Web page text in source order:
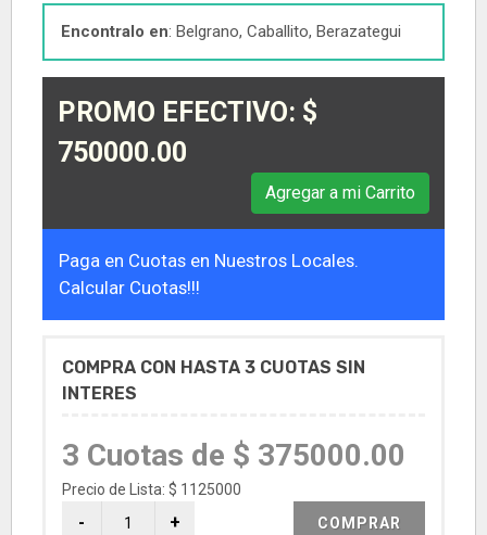
Encontralo en: Belgrano, Caballito, Berazategui
PROMO EFECTIVO: $
750000.00
Agregar a mi Carrito
Paga en Cuotas en Nuestros Locales.
Calcular Cuotas!!!
COMPRA CON HASTA 3 CUOTAS SIN
INTERES
3 Cuotas de $ 375000.00
Precio de Lista: $ 1125000
COMPRAR